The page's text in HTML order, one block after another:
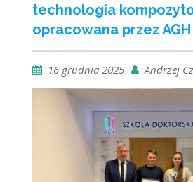
technologia
opracowana przez
16 grudnia 2025 Andrzej